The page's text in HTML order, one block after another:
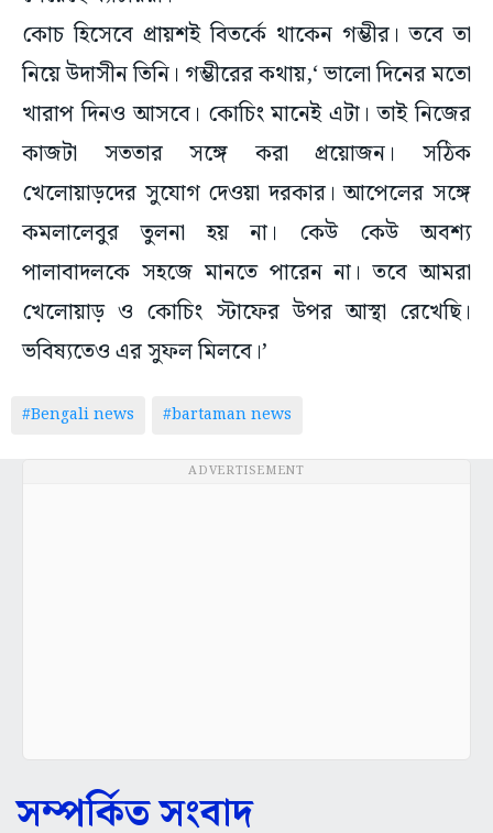
কোচ হিসেবে প্রায়শই বিতর্কে থাকেন গম্ভীর। তবে তা
নিয়ে উদাসীন তিনি। গম্ভীরের কথায়,‘ ভালো দিনের মতো
খারাপ দিনও আসবে। কোচিং মানেই এটা। তাই নিজের
কাজটা সততার সঙ্গে করা প্রয়োজন। সঠিক
খেলোয়াড়দের সুযোগ দেওয়া দরকার। আপেলের সঙ্গে
কমলালেবুর তুলনা হয় না। কেউ কেউ অবশ্য
পালাবাদলকে সহজে মানতে পারেন না। তবে আমরা
খেলোয়াড় ও কোচিং স্টাফের উপর আস্থা রেখেছি।
ভবিষ্যতেও এর সুফল মিলবে।’
#Bengali news #bartaman news
ADVERTISEMENT
সম্পর্কিত সংবাদ